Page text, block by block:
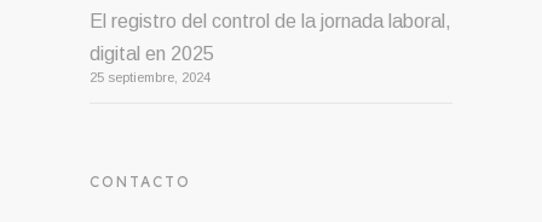
El registro del control de la jornada laboral,
digital en 2025
25 septiembre, 2024
CONTACTO